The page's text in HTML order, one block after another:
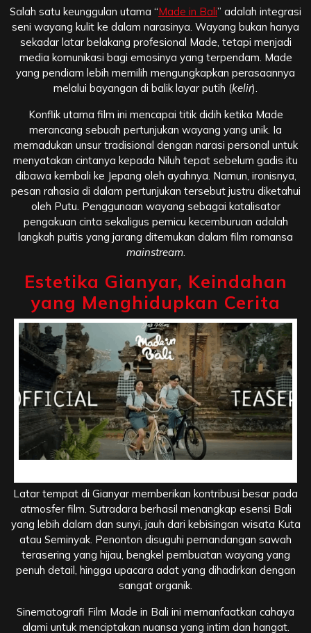
Salah satu keunggulan utama “Made in Bali” adalah integrasi
seni wayang kulit ke dalam narasinya. Wayang bukan hanya
sekadar latar belakang profesional Made, tetapi menjadi
media komunikasi bagi emosinya yang terpendam. Made
yang pendiam lebih memilih mengungkapkan perasaannya
melalui bayangan di balik layar putih (kelir).
Konflik utama film ini mencapai titik didih ketika Made
merancang sebuah pertunjukan wayang yang unik. Ia
memadukan unsur tradisional dengan narasi personal untuk
menyatakan cintanya kepada Niluh tepat sebelum gadis itu
dibawa kembali ke Jepang oleh ayahnya. Namun, ironisnya,
pesan rahasia di dalam pertunjukan tersebut justru diketahui
oleh Putu. Penggunaan wayang sebagai katalisator
pengakuan cinta sekaligus pemicu kecemburuan adalah
langkah puitis yang jarang ditemukan dalam film romansa
mainstream.
Estetika Gianyar, Keindahan
yang Menghidupkan Cerita
Latar tempat di Gianyar memberikan kontribusi besar pada
atmosfer film. Sutradara berhasil menangkap esensi Bali
yang lebih dalam dan sunyi, jauh dari kebisingan wisata Kuta
atau Seminyak. Penonton disuguhi pemandangan sawah
terasering yang hijau, bengkel pembuatan wayang yang
penuh detail, hingga upacara adat yang dihadirkan dengan
sangat organik.
Sinematografi Film Made in Bali ini memanfaatkan cahaya
alami untuk menciptakan nuansa yang intim dan hangat.